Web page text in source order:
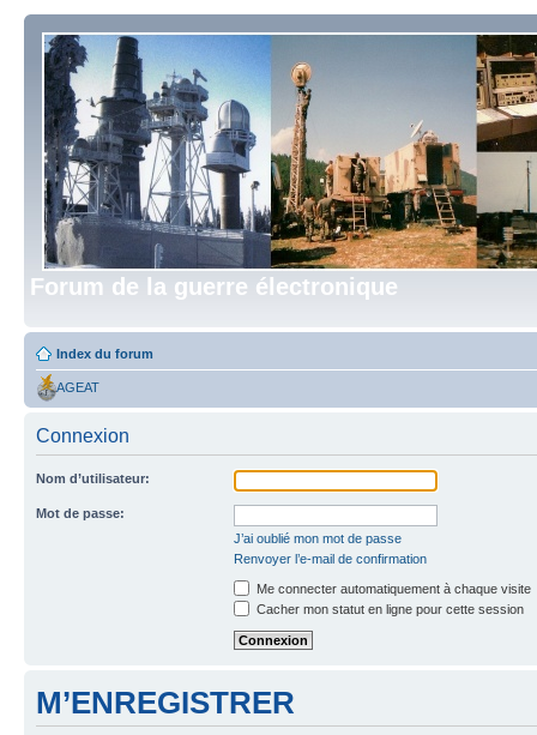
Forum de la guerre électronique
Index du forum
AGEAT
Connexion
Nom d’utilisateur:
Mot de passe:
J’ai oublié mon mot de passe
Renvoyer l’e-mail de confirmation
Me connecter automatiquement à chaque visite
Cacher mon statut en ligne pour cette session
M’ENREGISTRER